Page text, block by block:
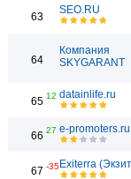
63
SEO.RU
64
Компания
SKYGARANT
65 12 datainlife.ru
66 27 e-promoters.ru
67 -35Exiterra